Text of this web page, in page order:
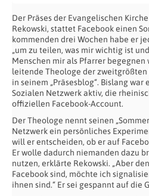
Der Präses der Evangelischen
Rekowski, stattet Facebook einen
kommenden drei Wochen habe er
„um zu teilen, was mir wichtig ist
Menschen mir als Pfarrer begegnen
leitende Theologe der
in seinem „Präsesblog“. Bislang war
Sozialen Netzwerk aktiv, die
offiziellen Facebook-Account.
Der Theologe nennt seinen
Netzwerk ein persönliches
will er entscheiden, ob er auf
Er wolle dadurch niemanden dazu
nutzen, erklärte Rekowski. „Aber
Facebook sind, möchte ich
ihnen sind.“ Er sei gespannt auf die